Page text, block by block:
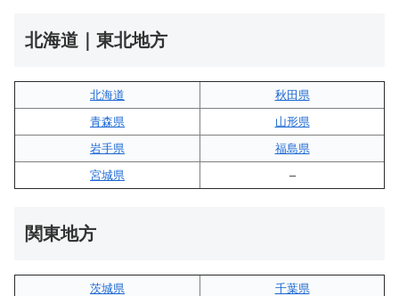
北海道｜東北地方
北海道
秋田県
青森県
山形県
岩手県
福島県
宮城県
–
関東地方
茨城県
千葉県